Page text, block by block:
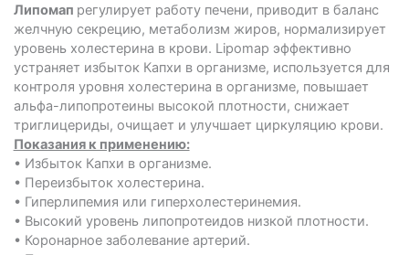
Липомап регулирует работу печени, приводит в баланс
желчную секрецию, метаболизм жиров, нормализирует
уровень холестерина в крови. Lipomap эффективно
устраняет избыток Капхи в организме, используется для
контроля уровня холестерина в организме, повышает
альфа-липопротеины высокой плотности, снижает
триглицериды, очищает и улучшает циркуляцию крови.
Показания к применению:
• Избыток Капхи в организме.
• Переизбыток холестерина.
• Гиперлипемия или гиперхолестеринемия.
• Высокий уровень липопротеидов низкой плотности.
• Коронарное заболевание артерий.